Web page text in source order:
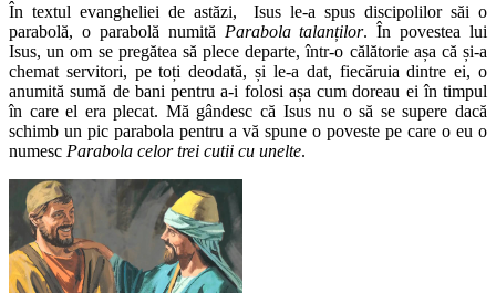
În textul evangheliei de astăzi, Isus le-a spus discipolilor săi o
parabolă, o parabolă numită Parabola talanților. În povestea lui
Isus, un om se pregătea să plece departe, într-o călătorie așa că și-a
chemat servitori, pe toți deodată, și le-a dat, fiecăruia dintre ei, o
anumită sumă de bani pentru a-i folosi așa cum doreau ei în timpul
în care el era plecat. Mă gândesc că Isus nu o să se supere dacă
schimb un pic parabola pentru a vă spune o poveste pe care o eu o
numesc Parabola celor trei cutii cu unelte.